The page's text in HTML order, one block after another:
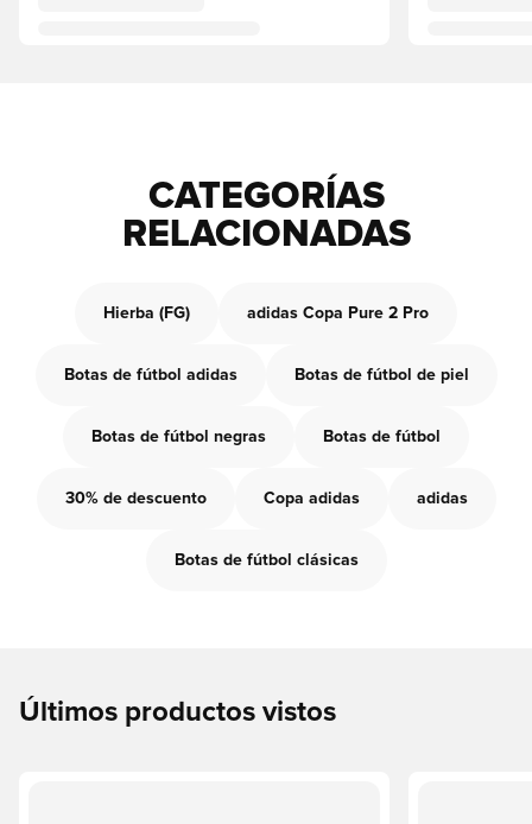
CATEGORÍAS
RELACIONADAS
Hierba (FG) adidas Copa Pure 2 Pro
Botas de fútbol adidas Botas de fútbol de piel
Botas de fútbol negras Botas de fútbol
30% de descuento Copa adidas adidas
Botas de fútbol clásicas
Últimos productos vistos